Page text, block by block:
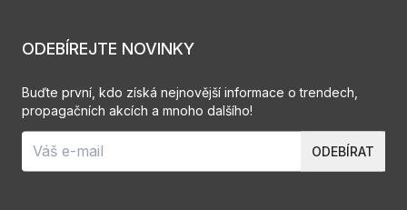
ODEBÍREJTE NOVINKY
Buďte první, kdo získá nejnovější informace o trendech,
propagačních akcích a mnoho dalšího!
ODEBÍRAT